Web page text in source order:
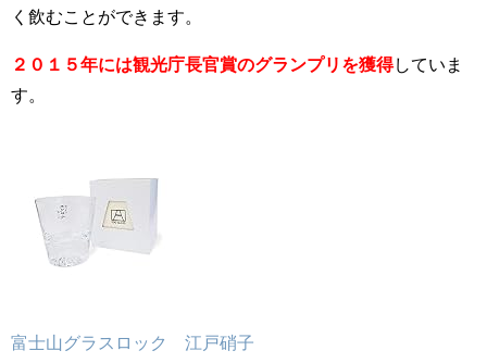
く飲むことができます。
２０１５年には観光庁長官賞のグランプリを獲得していま
す。
富士山グラスロック 江戸硝子